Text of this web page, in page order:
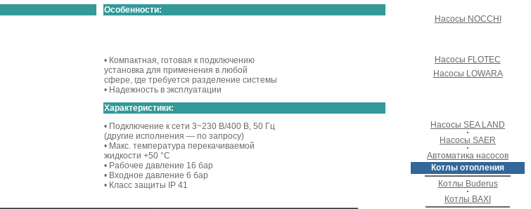
Особенности:
• Компактная, готовая к подключению
установка для применения в любой
сфере, где требуется разделение системы
• Надежность в эксплуатации
Характеристики:
• Подключение к сети 3~230 В/400 В, 50 Гц
(другие исполнения — по запросу)
• Макс. температура перекачиваемой
жидкости +50 °C
• Рабочее давление 16 бар
• Входное давление 6 бар
• Класс защиты IP 41
Насосы NOCCHI
Насосы FLOTEC
Насосы LOWARA
Насосы SEA LAND
Насосы SAER
Автоматика насосов
Котлы отопления
Котлы Buderus
Котлы BAXI